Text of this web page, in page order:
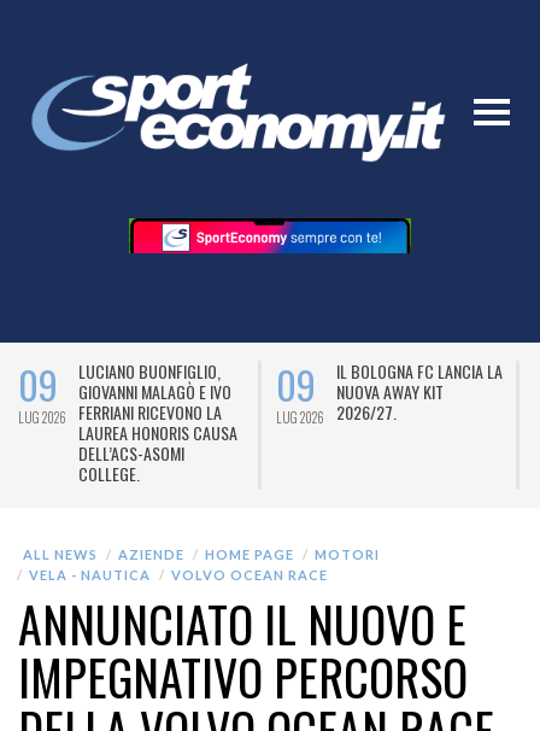
09
LUG 2026
LUCIANO BUONFIGLIO,
GIOVANNI MALAGÒ E IVO
FERRIANI RICEVONO LA
LAUREA HONORIS CAUSA
DELL’ACS-ASOMI
COLLEGE.
09
LUG 2026
IL BOLOGNA FC LANCIA LA
NUOVA AWAY KIT
2026/27.
ALL NEWS AZIENDE HOME PAGE
MOTORI
VELA - NAUTICA
VOLVO OCEAN RACE
ANNUNCIATO IL NUOVO E
IMPEGNATIVO PERCORSO